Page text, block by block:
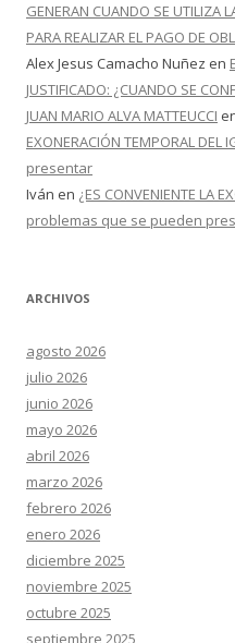
GENERAN CUANDO SE UTILIZA
PARA REALIZAR EL PAGO DE
Alex Jesus Camacho Nuñez en
JUSTIFICADO: ¿CUANDO SE
JUAN MARIO ALVA MATTEUCCI
EXONERACIÓN TEMPORAL
presentar
Iván en ¿ES CONVENIENTE LA
problemas que se pueden
ARCHIVOS
agosto 2026
julio 2026
junio 2026
mayo 2026
abril 2026
marzo 2026
febrero 2026
enero 2026
diciembre 2025
noviembre 2025
octubre 2025
septiembre 2025